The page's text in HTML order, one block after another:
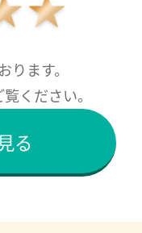
ります。
ください。
る